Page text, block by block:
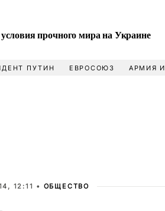
прочного мира на Украине
ПУТИН ЕВРОСОЮЗ АРМИЯ
12:11 • ОБЩЕСТВО